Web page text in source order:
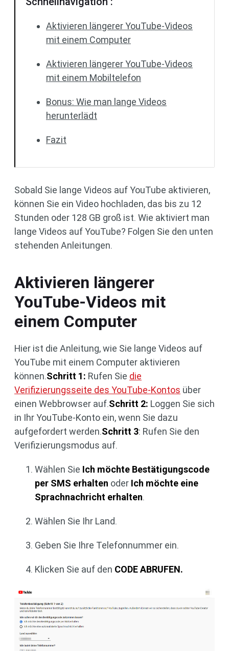
Aktivieren längerer YouTube-Videos
mit einem Computer
Aktivieren längerer YouTube-Videos
mit einem Mobiltelefon
Bonus: Wie man lange Videos
herunterlädt
Fazit
Sobald Sie lange Videos auf YouTube aktivieren,
können Sie ein Video hochladen, das bis zu 12
Stunden oder 128 GB groß ist. Wie aktiviert man
lange Videos auf YouTube? Folgen Sie den unten
stehenden Anleitungen.
Aktivieren längerer
YouTube-Videos mit
einem Computer
Hier ist die Anleitung, wie Sie lange Videos auf
YouTube mit einem Computer aktivieren
können.Schritt 1: Rufen Sie die
Verifizierungsseite des YouTube-Kontos über
einen Webbrowser auf.Schritt 2: Loggen Sie sich
in Ihr YouTube-Konto ein, wenn Sie dazu
aufgefordert werden.Schritt 3: Rufen Sie den
Verifizierungsmodus auf.
Wählen Sie Ich möchte Bestätigungscode
per SMS erhalten oder Ich möchte eine
Sprachnachricht erhalten.
Wählen Sie Ihr Land.
Geben Sie Ihre Telefonnummer ein.
Klicken Sie auf den CODE ABRUFEN.